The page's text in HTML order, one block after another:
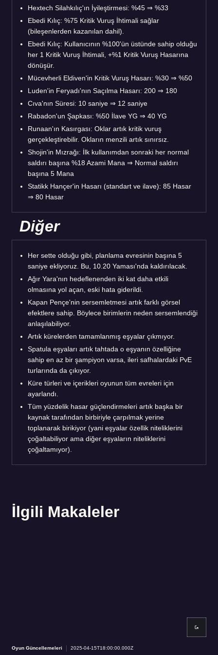
Hextech Silahkılıç'ın İyileştirmesi: %45 ⇒ %33
Ebedi Kılıç: %75 Kritik Vuruş İhtimali sağlar
(bileşenlerden kazanılan dahil).
Ebedi Kılıç: Kullanıcının %100'ün üstünde sahip olduğu
her 1 Kritik Vuruş İhtimali, +%1 Kritik Vuruş Hasarına
dönüşür.
Mücevherli Eldiven'in Kritik Vuruş Hasarı: %30 ⇒ %50
Luden'in Feryadı'nın Saçılma Hasarı: 200 ⇒ 180
Cıva'nın Süresi: 10 saniye ⇒ 12 saniye
Rabadon'un Şapkası: %50 İlave YG ⇒ 40 YG
Runaan'ın Kasırgası: Oklar artık kritik vuruş
gerçekleştirebilir. Okların menzili artık sınırsız.
Shojin'in Mızrağı: İlk kullanımdan sonraki her normal
saldırı başına %18 Azami Mana ⇒ Normal saldırı
başına 5 Mana
Statikk Hançer'in Hasarı (standart ve ilave): 85 Hasar
⇒ 80 Hasar
Diğer
Her sette olduğu gibi, planlama evresinin başına 5
saniye ekliyoruz. Bu, 10.20 Yaması'nda kaldırılacak.
Ağır Yara'nın hedeflenenden iki kat daha etkili
olmasına yol açan, eski hata giderildi.
Kapan Pençe'nin sersemletmesi artık farklı görsel
efektlere sahip. Böylece birimlerin neden sersemlendiği
anlaşılabiliyor.
Artık kürelerden tamamlanmış eşyalar çıkmıyor.
Spatula eşyaları artık tahtada o eşyanın özelliğine
sahip en az bir şampiyon varsa, ileri safhalardaki PvE
turlarında da çıkıyor.
Küre türleri ve içerikleri oyunun tüm evreleri için
ayarlandı.
Tüm yüzdelik hasar güçlendirmeleri artık başka bir
kaynak tarafından birbiriyle çarpılmak yerine
toplanarak birikiyor (yani eşyalar özellik niteliklerini
çoğaltabiliyor ama diğer eşyaların niteliklerini
çoğaltamıyor).
İlgili Makaleler
Oyun Güncellemeleri 2025-04-15T18:00:00.000Z